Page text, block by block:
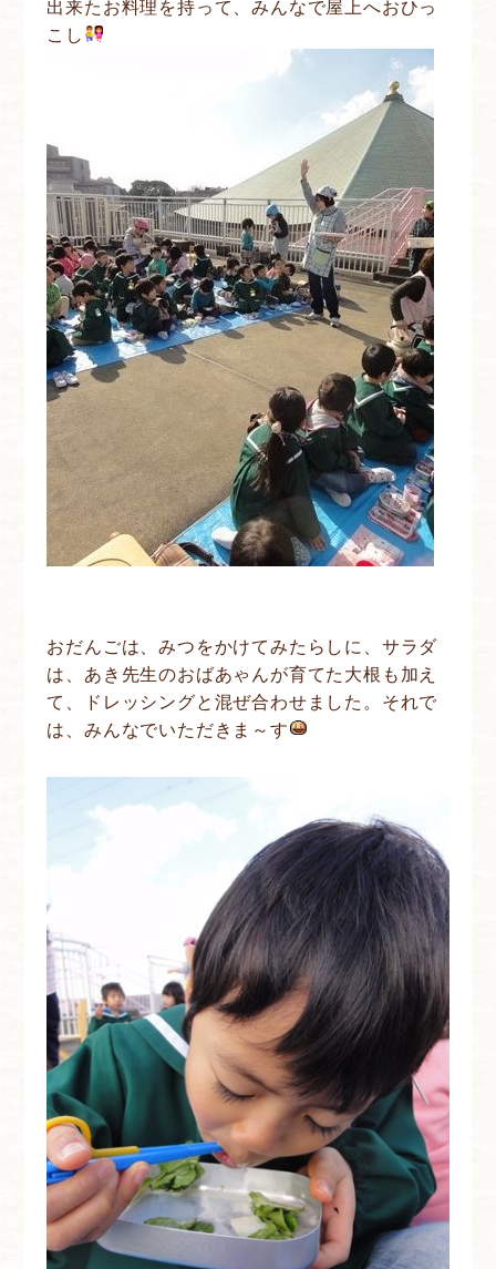
出来たお料理を持って、みんなで屋上へおひっ
こし
おだんごは、みつをかけてみたらしに、サラダ
は、あき先生のおばあゃんが育てた大根も加え
て、ドレッシングと混ぜ合わせました。それで
は、みんなでいただきま～す